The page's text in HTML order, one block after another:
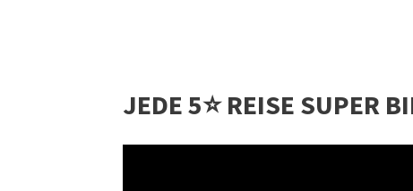
JEDE 5⭐️ REISE SUPER